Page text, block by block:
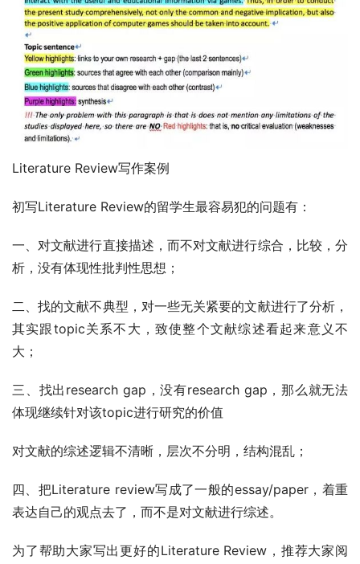
Literature Review写作案例
初写Literature Review的留学生最容易犯的问题有：
一、对文献进行直接描述，而不对文献进行综合，比较，分
析，没有体现性批判性思想；
二、找的文献不典型，对一些无关紧要的文献进行了分析，
其实跟topic关系不大，致使整个文献综述看起来意义不
大；
三、找出research gap，没有research gap，那么就无法
体现继续针对该topic进行研究的价值
对文献的综述逻辑不清晰，层次不分明，结构混乱；
四、把Literature review写成了一般的essay/paper，着重
表达自己的观点去了，而不是对文献进行综述。
为了帮助大家写出更好的Literature Review，推荐大家阅